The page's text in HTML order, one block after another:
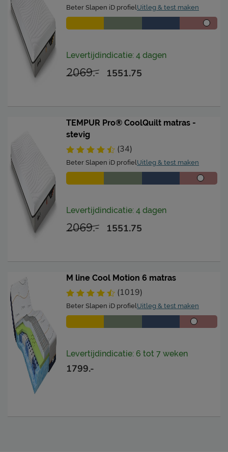
Beter Slapen iD profiel Uitleg & test maken
Levertijdindicatie: 4 dagen
2069.- 1551.75
TEMPUR Pro® CoolQuilt matras -
stevig
(34)
Beter Slapen iD profiel Uitleg & test maken
Levertijdindicatie: 4 dagen
2069.- 1551.75
M line Cool Motion 6 matras
(1019)
Beter Slapen iD profiel Uitleg & test maken
Levertijdindicatie: 6 tot 7 weken
1799.-